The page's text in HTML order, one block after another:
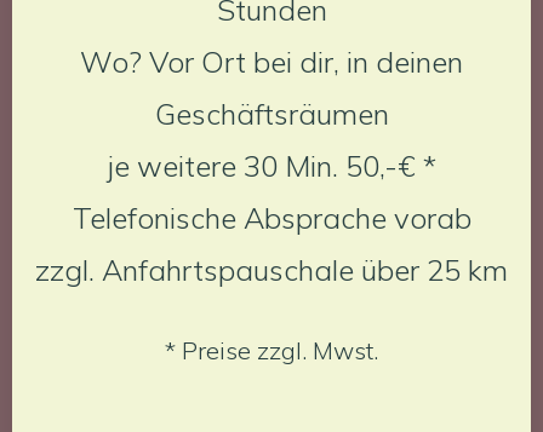
Stunden
Wo? Vor Ort bei dir, in deinen
Geschäftsräumen
je weitere 30 Min. 50,-€ *
Telefonische Absprache vorab
zzgl. Anfahrtspauschale über 25 km
* Preise zzgl. Mwst.